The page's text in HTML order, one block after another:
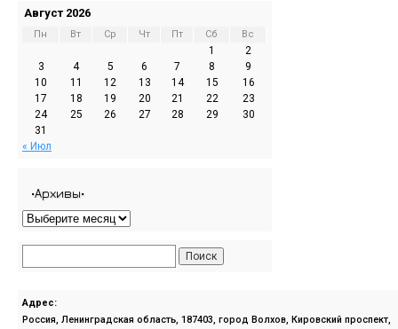
Август 2026
Пн Вт Ср Чт Пт Сб Вс
1
2
3
4 5 6 7 8
9
10
11 12 13 14 15
16
17
18 19 20 21 22
23
24
25 26 27 28 29
30
31
« Июл
•Архивы•
Адрес:
Россия, Ленинградская область, 187403, город Волхов, Кировский проспект,